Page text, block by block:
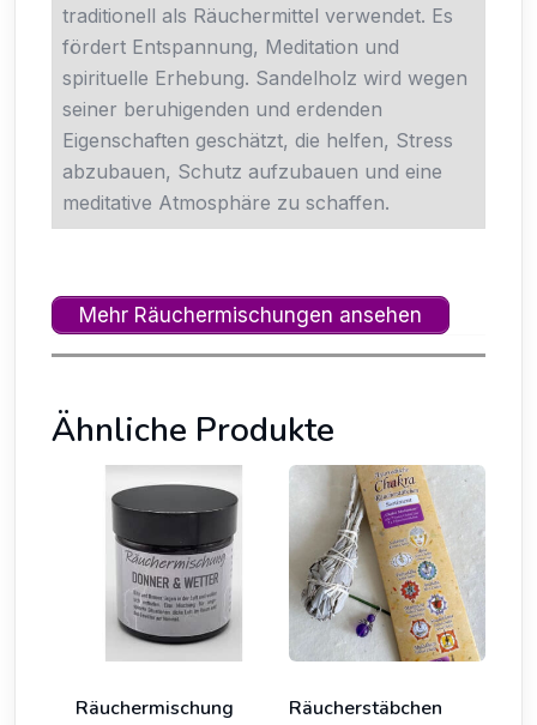
traditionell als Räuchermittel verwendet. Es
fördert Entspannung, Meditation und
spirituelle Erhebung. Sandelholz wird wegen
seiner beruhigenden und erdenden
Eigenschaften geschätzt, die helfen, Stress
abzubauen, Schutz aufzubauen und eine
meditative Atmosphäre zu schaffen.
Mehr Räuchermischungen ansehen
Ähnliche Produkte
Räuchermischung
Räucherstäbchen